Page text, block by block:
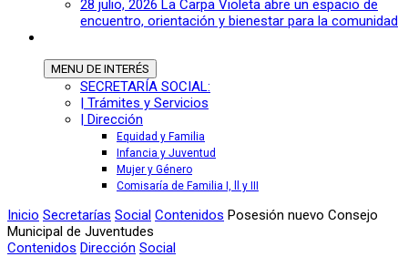
28 julio, 2026 La Carpa Violeta abre un espacio de
encuentro, orientación y bienestar para la comunidad
MENU DE INTERÉS
SECRETARÍA SOCIAL:
| Trámites y Servicios
| Dirección
Equidad y Familia
Infancia y Juventud
Mujer y Género
Comisaría de Familia I, ll y III
Inicio Secretarías Social Contenidos Posesión nuevo Consejo
Municipal de Juventudes
Contenidos Dirección Social